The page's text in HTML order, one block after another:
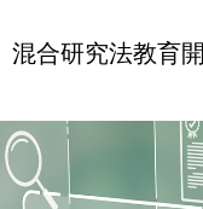
混合研究法教育